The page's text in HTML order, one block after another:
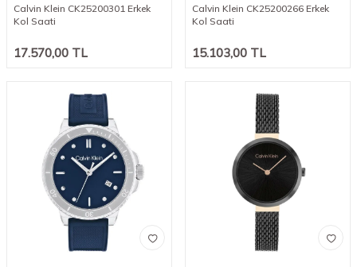
Calvin Klein CK25200301 Erkek
Kol Saati
17.570,00 TL
Calvin Klein CK25200266 Erkek
Kol Saati
15.103,00 TL